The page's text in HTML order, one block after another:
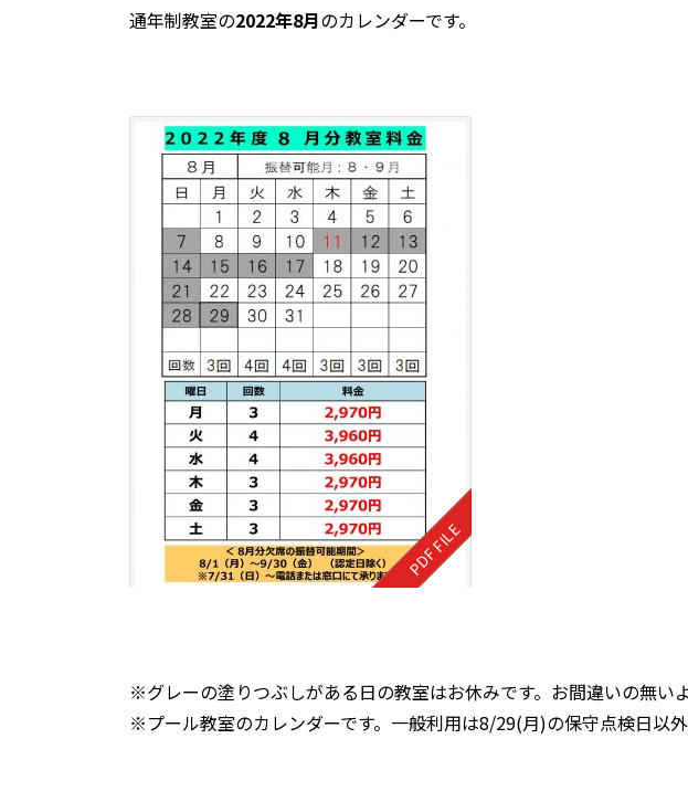
通年制教室の2022年8月のカレンダーです。
※グレーの塗りつぶしがある日の教室はお休みです。お間違いの無い
※プール教室のカレンダーです。一般利用は8/29(月)の保守点検日以外